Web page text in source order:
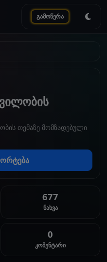
გამოწერა
თემაზე მომზადებული
677
ნახვა
0
კომენტარი